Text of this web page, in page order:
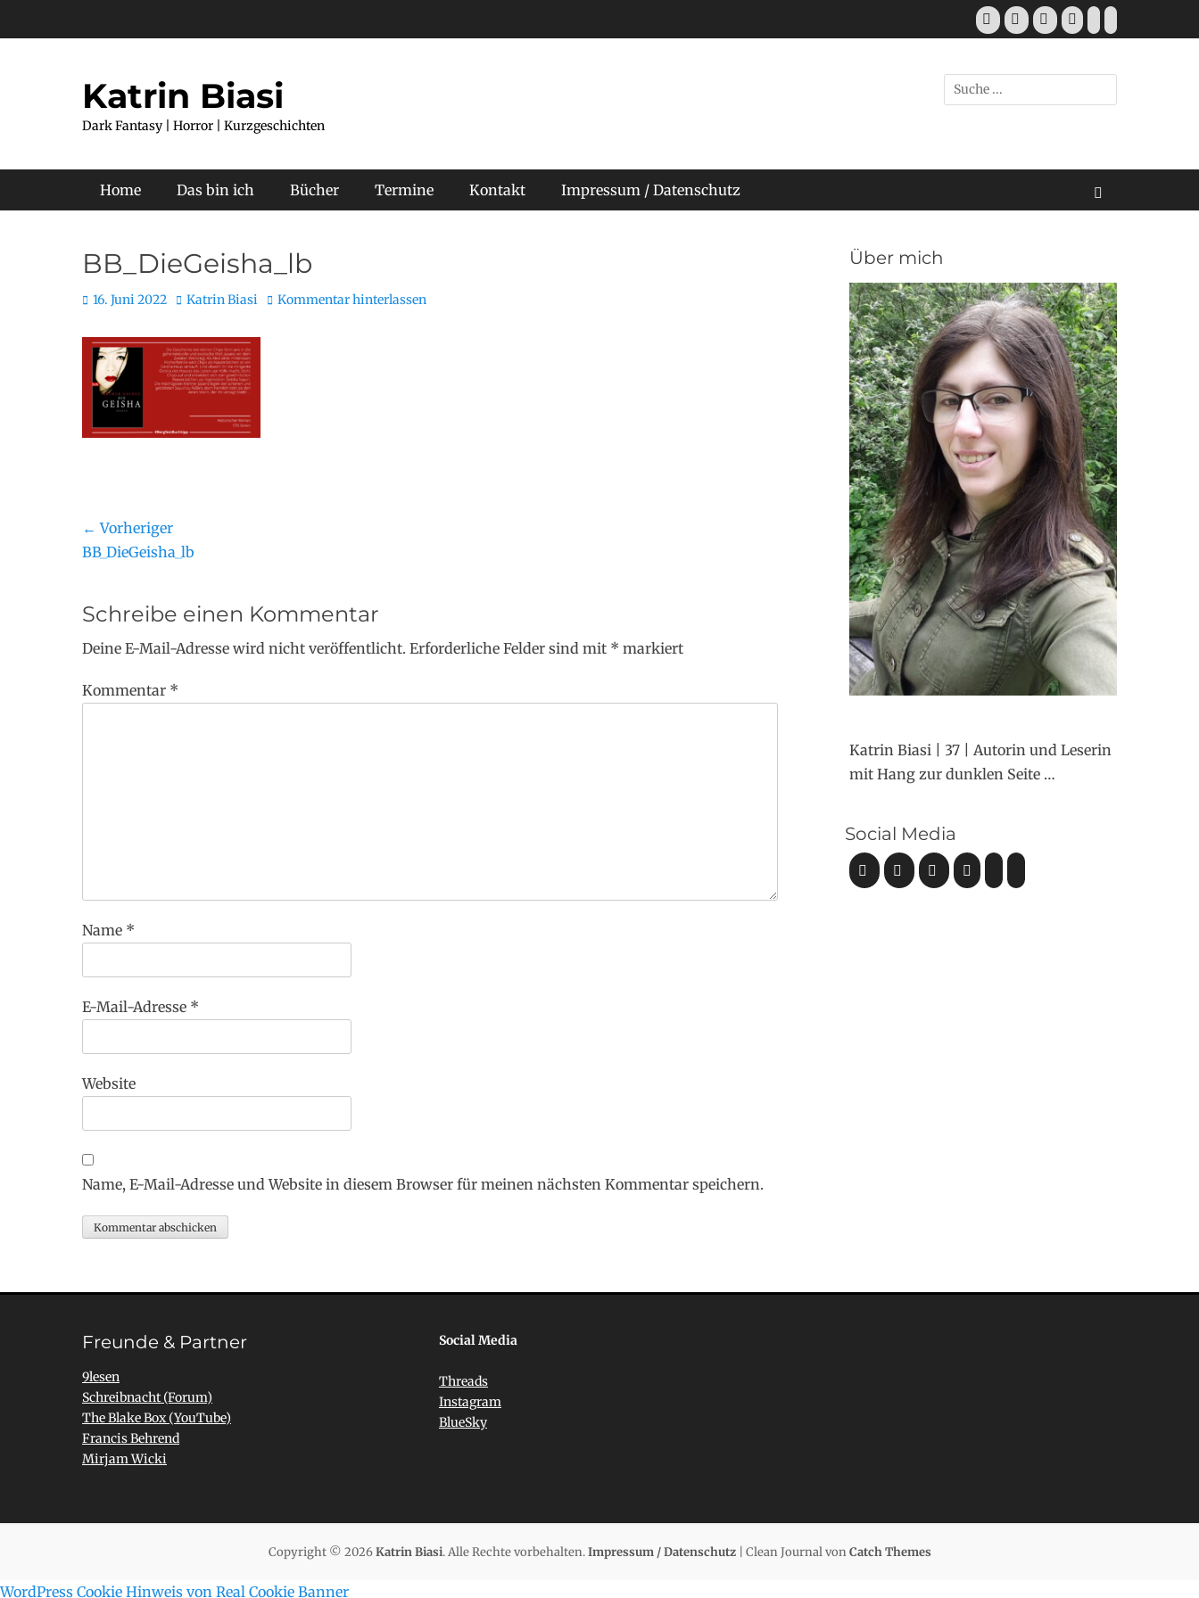
Katrin Biasi
Dark Fantasy | Horror | Kurzgeschichten
Primäres Menü
Home Das bin ich Bücher Termine Kontakt Impressum / Datenschutz
BB_DieGeisha_lb
16. Juni 2022 Katrin Biasi Kommentar hinterlassen
← Vorheriger
BB_DieGeisha_lb
Schreibe einen Kommentar
Deine E-Mail-Adresse wird nicht veröffentlicht. Erforderliche Felder sind mit * markiert
Kommentar *
Name *
E-Mail-Adresse *
Website
Name, E-Mail-Adresse und Website in diesem Browser für meinen nächsten Kommentar speichern.
Über mich
Katrin Biasi | 37 | Autorin und Leserin
mit Hang zur dunklen Seite …
Social Media
Freunde & Partner
9lesen
Schreibnacht (Forum)
The Blake Box (YouTube)
Francis Behrend
Mirjam Wicki
Social Media
Threads
Instagram
BlueSky
Copyright © 2026Katrin Biasi. Alle Rechte vorbehalten.Impressum / Datenschutz| Clean Journal vonCatch Themes
WordPress Cookie Hinweis von Real Cookie Banner